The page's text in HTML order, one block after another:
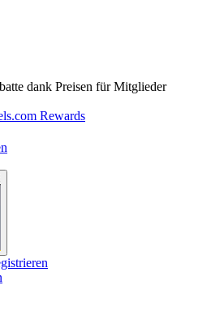
dank Preisen für Mitglieder
Rewards